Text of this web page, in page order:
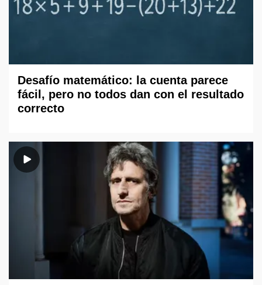
Desafío matemático: la cuenta parece
fácil, pero no todos dan con el resultado
correcto